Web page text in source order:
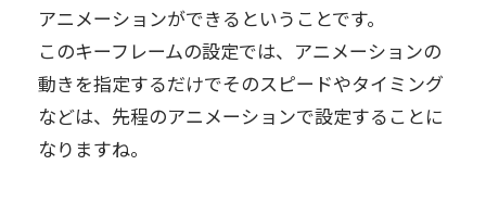
アニメーションができるということです。
このキーフレームの設定では、アニメーションの
動きを指定するだけでそのスピードやタイミング
などは、先程のアニメーションで設定することに
なりますね。